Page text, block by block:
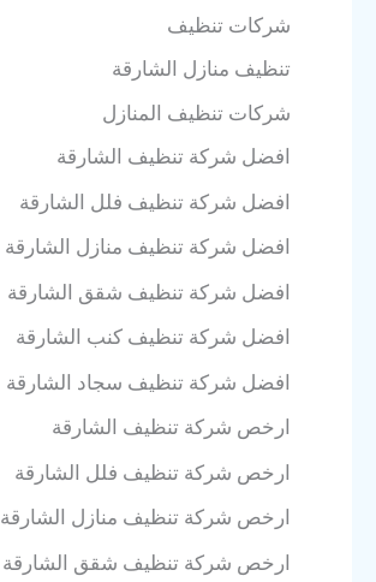
شركات تنظيف
تنظيف منازل الشارقة
شركات تنظيف المنازل
افضل شركة تنظيف الشارقة
افضل شركة تنظيف فلل الشارقة
افضل شركة تنظيف منازل الشارقة
افضل شركة تنظيف شقق الشارقة
افضل شركة تنظيف كنب الشارقة
افضل شركة تنظيف سجاد الشارقة
ارخص شركة تنظيف الشارقة
ارخص شركة تنظيف فلل الشارقة
ارخص شركة تنظيف منازل الشارقة
ارخص شركة تنظيف شقق الشارقة